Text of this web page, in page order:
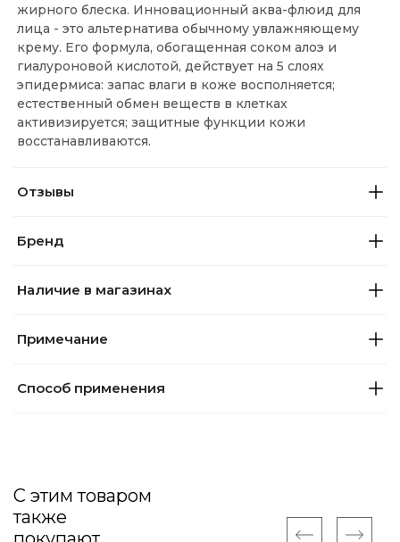
жирного блеска. Инновационный аква-флюид для
лица - это альтернатива обычному увлажняющему
крему. Его формула, обогащенная соком алоэ и
гиалуроновой кислотой, действует на 5 слоях
эпидермиса: запас влаги в коже восполняется;
естественный обмен веществ в клетках
активизируется; защитные функции кожи
восстанавливаются.
Отзывы
Бренд
Наличие в магазинах
Примечание
Способ применения
С этим товаром
также